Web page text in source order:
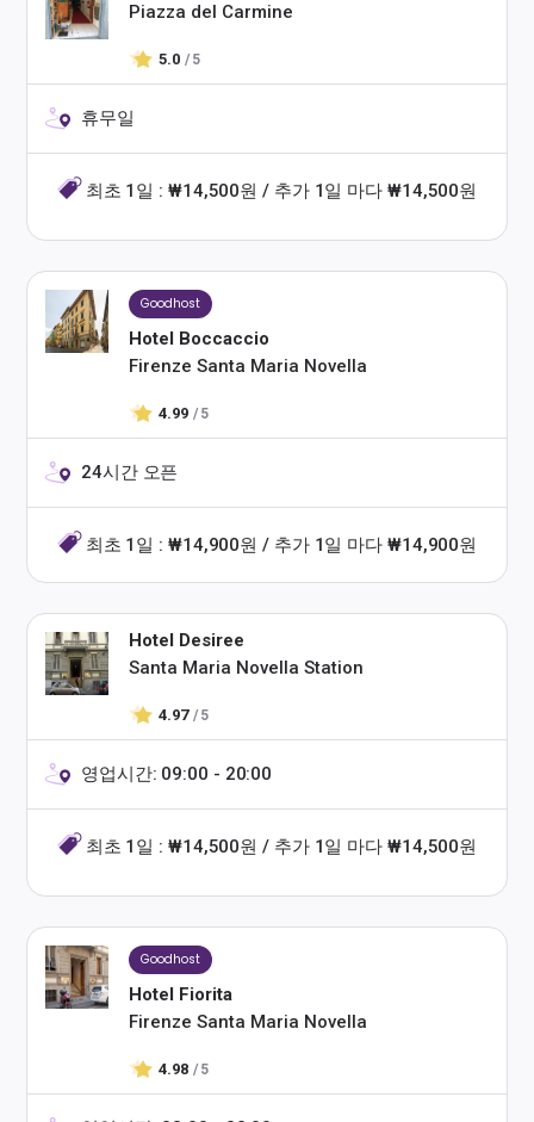
Piazza del Carmine
5.0 / 5
휴무일
최초 1일 : ₩14,500원 / 추가 1일 마다 ₩14,500원
Goodhost
Hotel Boccaccio
Firenze Santa Maria Novella
4.99 / 5
24시간 오픈
최초 1일 : ₩14,900원 / 추가 1일 마다 ₩14,900원
Hotel Desiree
Santa Maria Novella Station
4.97 / 5
영업시간: 09:00 - 20:00
최초 1일 : ₩14,500원 / 추가 1일 마다 ₩14,500원
Goodhost
Hotel Fiorita
Firenze Santa Maria Novella
4.98 / 5